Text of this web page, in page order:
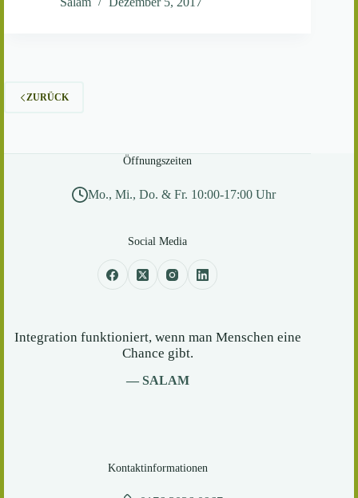
ZURÜCK
Öffnungszeiten
Mo., Mi., Do. & Fr. 10:00-17:00 Uhr
Social Media
Integration funktioniert, wenn man Menschen eine
Chance gibt.
— SALAM
Kontaktinformationen